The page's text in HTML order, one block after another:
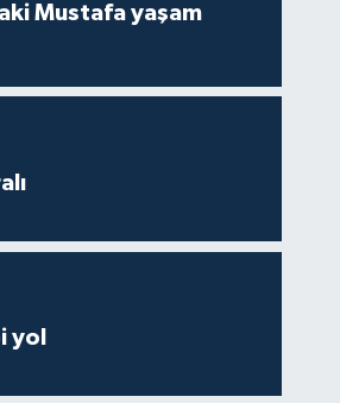
Mustafa yaşam
yol